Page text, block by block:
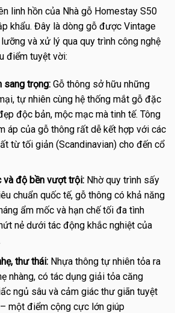
linh hồn của Nhà gỗ Homestay S50
khẩu. Đây là dòng gỗ được Vintage
và xử lý qua quy trình công nghệ
điểm tuyệt vời:
sang trọng:Gỗ thông sở hữu những
tự nhiên cùng hệ thống mắt gỗ đặc
độc bản, mộc mạc mà tinh tế. Tông
áp của gỗ thông rất dễ kết hợp với các
từ tối giản (Scandinavian) cho đến cổ
và độ bền vượt trội:Nhờ quy trình sấy
chuẩn quốc tế, gỗ thông có khả năng
ẩm mốc và hạn chế tối đa tình
nẻ dưới tác động khắc nghiệt của
thư thái:Nhựa thông tự nhiên tỏa ra
nhàng, có tác dụng giải tỏa căng
ngủ sâu và cảm giác thư giãn tuyệt
một điểm cộng cực lớn giúp